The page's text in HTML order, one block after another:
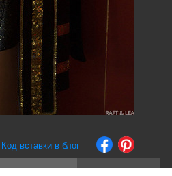
Код вставки в блог